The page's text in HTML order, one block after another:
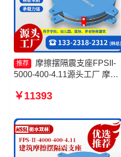
推荐
摩擦摆隔震支座FPSII-
5000-400-4.11源头工厂 摩擦
支座FPSII-2000-400-4.11源
￥11393